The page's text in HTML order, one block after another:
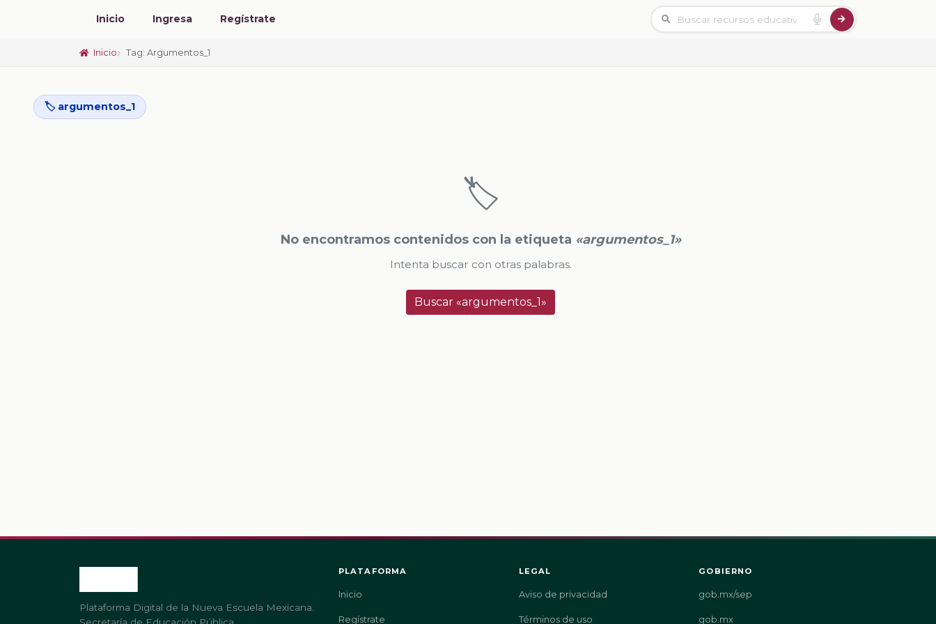
Inicio Ingresa Regístrate
Inicio Tag: Argumentos_1
🏷️ argumentos_1
🏷️
No encontramos contenidos con la etiqueta «argumentos_1»
Intenta buscar con otras palabras.
Buscar «argumentos_1»
Plataforma Digital de la Nueva Escuela Mexicana.
PLATAFORMA
Inicio
Regístrate
LEGAL
Aviso de privacidad
Términos de uso
GOBIERNO
gob.mx/sep
gob.mx